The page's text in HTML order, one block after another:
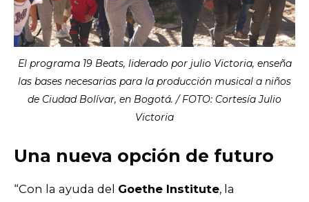
El programa 19 Beats, liderado por julio Victoria, enseña
las bases necesarias para la producción musical a niños
de Ciudad Bolívar, en Bogotá. / FOTO: Cortesía Julio
Victoria
Una nueva opción de futuro
“Con la ayuda del Goethe Institute, la